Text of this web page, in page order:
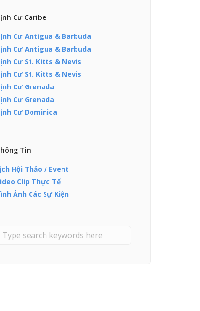
Cư Caribe
Cư Antigua & Barbuda
Cư Antigua & Barbuda
Cư St. Kitts & Nevis
Cư St. Kitts & Nevis
Cư Grenada
Cư Grenada
Cư Dominica
Tin
Hội Thảo / Event
Clip Thực Tế
Ảnh Các Sự Kiện